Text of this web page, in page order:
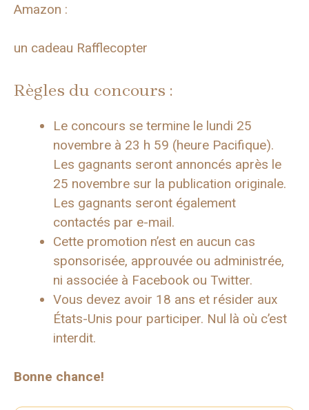
Amazon :
un cadeau Rafflecopter
Règles du concours :
Le concours se termine le lundi 25
novembre à 23 h 59 (heure Pacifique).
Les gagnants seront annoncés après le
25 novembre sur la publication originale.
Les gagnants seront également
contactés par e-mail.
Cette promotion n’est en aucun cas
sponsorisée, approuvée ou administrée,
ni associée à Facebook ou Twitter.
Vous devez avoir 18 ans et résider aux
États-Unis pour participer. Nul là où c’est
interdit.
Bonne chance!